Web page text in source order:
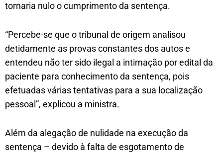
tornaria nulo o cumprimento da sentença.
“Percebe-se que o tribunal de origem analisou
detidamente as provas constantes dos autos e
entendeu não ter sido ilegal a intimação por edital da
paciente para conhecimento da sentença, pois
efetuadas várias tentativas para a sua localização
pessoal”, explicou a ministra.
Além da alegação de nulidade na execução da
sentença – devido à falta de esgotamento de